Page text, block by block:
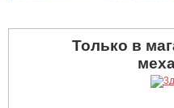
Только в